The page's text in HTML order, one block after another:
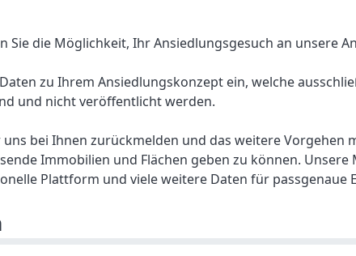
Sie die Möglichkeit, Ihr Ansiedlungsgesuch an unsere
zu Ihrem Ansiedlungskonzept ein, welche
und nicht veröffentlicht werden.
bei Ihnen zurückmelden und das weitere Vorgehen
Immobilien und Flächen geben zu können.
Plattform und viele weitere Daten für passgenaue